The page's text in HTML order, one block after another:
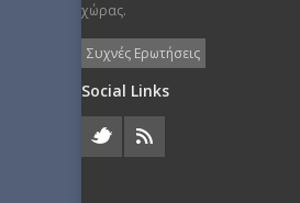
χώρας.
Συχνές Ερωτήσεις
Social Links